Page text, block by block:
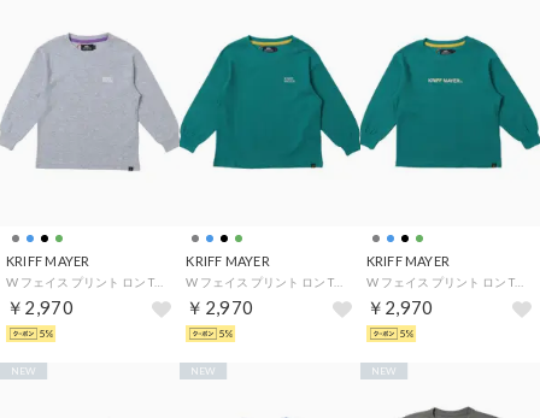
KRIFF MAYER
￥2,970
5%
KRIFF MAYER
￥2,970
5%
KRIFF MAYER
W フェイス プリント ロン Tシャツ (クマ) （BLUE-GREEN）
￥2,970
5%
NEW NEW NEW